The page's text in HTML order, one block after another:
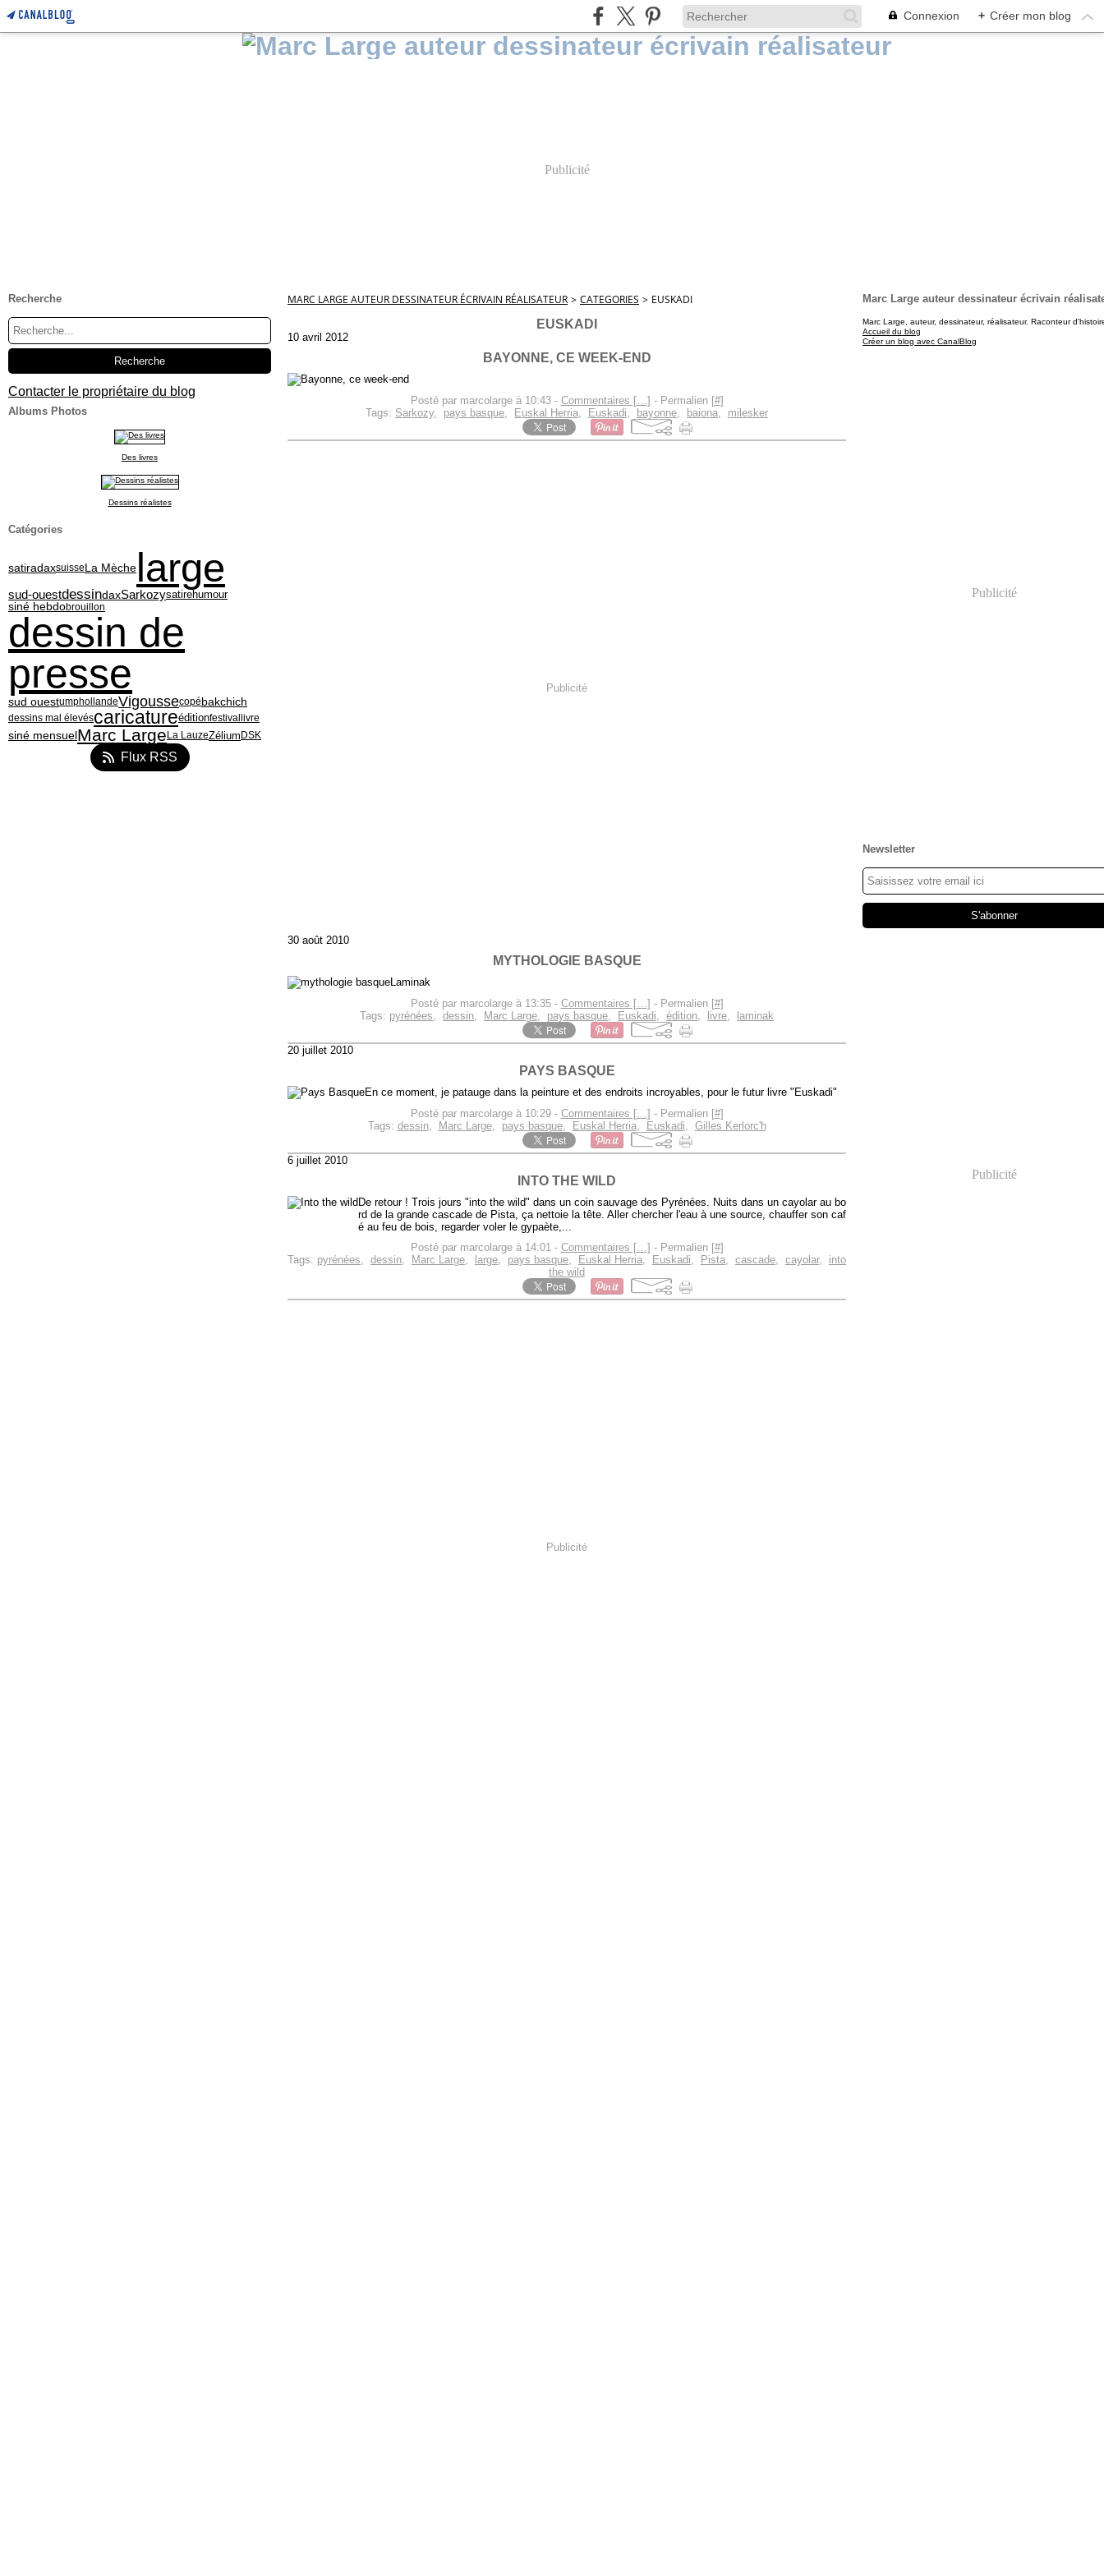
Connexion + Créer mon blog
Publicité
Recherche
Contacter le propriétaire du blog
Albums Photos
Des livres
Dessins réalistes
Catégories
satiradaxsuisseLa Mèche large
sud-ouestdessindaxSarkozysatirehumour
siné hebdobrouillon
dessin de
presse
sud ouestumphollandeVigoussecopébakchich
dessins mal élevéscaricatureéditionfestival livre
siné mensuelMarc Large La LauzeZélium DSK
Flux RSS
MARC LARGE AUTEUR DESSINATEUR ÉCRIVAIN RÉALISATEUR > CATEGORIES > EUSKADI
EUSKADI
10 avril 2012
BAYONNE, CE WEEK-END
Posté par marcolarge à 10:43 - Commentaires […] - Permalien [#]
Tags: Sarkozy, pays basque, Euskal Herria, Euskadi, bayonne, baiona, milesker
Publicité
30 août 2010
MYTHOLOGIE BASQUE
Laminak
Posté par marcolarge à 13:35 - Commentaires […] - Permalien [#]
Tags: pyrénées, dessin, Marc Large, pays basque, Euskadi, édition, livre, laminak
20 juillet 2010
PAYS BASQUE
En ce moment, je patauge dans la peinture et des endroits incroyables, pour le futur livre "Euskadi"
Posté par marcolarge à 10:29 - Commentaires […] - Permalien [#]
Tags: dessin, Marc Large, pays basque, Euskal Herria, Euskadi, Gilles Kerlorc'h
6 juillet 2010
INTO THE WILD
De retour ! Trois jours "into the wild" dans un coin sauvage des Pyrénées. Nuits dans un cayolar au bo
rd de la grande cascade de Pista, ça nettoie la tête. Aller chercher l'eau à une source, chauffer son caf
é au feu de bois, regarder voler le gypaète,...
Posté par marcolarge à 14:01 - Commentaires […] - Permalien [#]
Tags: pyrénées, dessin, Marc Large, large, pays basque, Euskal Herria, Euskadi, Pista, cascade, cayolar, into
the wild
Publicité
Marc Large auteur dessinateur écrivain
Marc Large, auteur, dessinateur, réalisateur. Raconteur
Accueil du blog
Créer un blog avec CanalBlog
Publicité
Newsletter
Publicité